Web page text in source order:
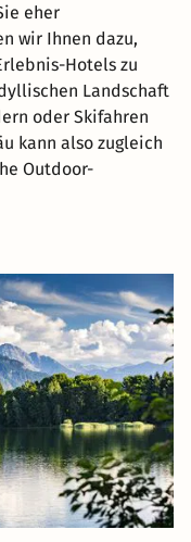
eher
wir Ihnen dazu,
Hotels zu
Landschaft
oder Skifahren
kann also zugleich
Outdoor-